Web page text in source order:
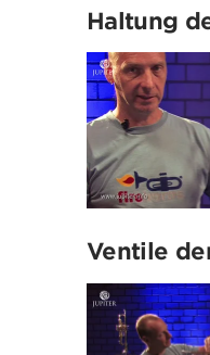
Haltung
Ventile